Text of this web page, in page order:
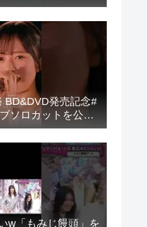
#
BD&DVD発売記念#
ソロカットを公開
#
w「もみじ饅頭」を